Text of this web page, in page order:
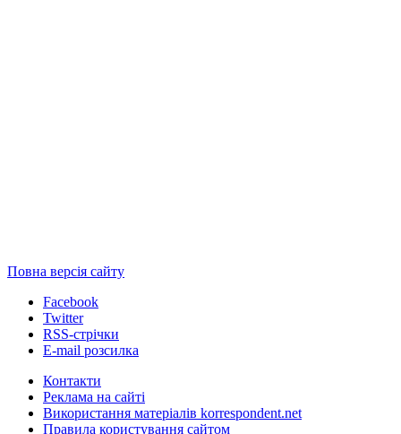
Повна версія сайту
Facebook
Twitter
RSS-стрічки
E-mail розсилка
Контакти
Реклама на сайті
Використання матеріалів korrespondent.net
Правила користування сайтом